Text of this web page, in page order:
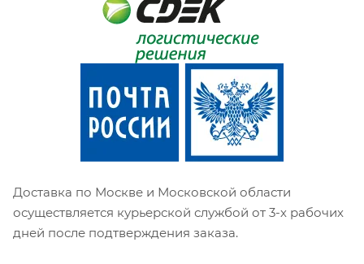
Доставка по Москве и Московской области
осуществляется курьерской службой от 3-х рабочих
дней после подтверждения заказа.